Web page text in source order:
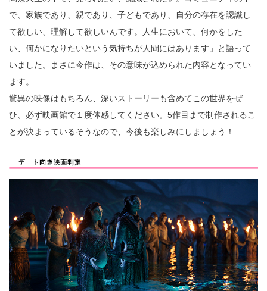
で、家族であり、親であり、子どもであり、自分の存在を認識し
て欲しい、理解して欲しいんです。人生において、何かをした
い、何かになりたいという気持ちが人間にはあります」と語って
いました。まさに今作は、その意味が込められた内容となってい
ます。
驚異の映像はもちろん、深いストーリーも含めてこの世界をぜ
ひ、必ず映画館で１度体感してください。5作目まで制作されるこ
とが決まっているそうなので、今後も楽しみにしましょう！